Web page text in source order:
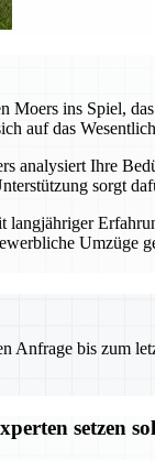
ins Spiel,
auf das
Ihre
sorgt
Anfrage bis zum
setzen